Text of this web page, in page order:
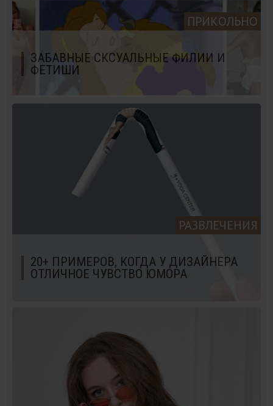
ПРИКОЛЬНО
ЗАБАВНЫЕ СКСУАЛЬНЫЕ ФИЛИИ И
ФЕТИШИ
РАЗВЛЕЧЕНИЯ
20+ ПРИМЕРОВ, КОГДА У ДИЗАЙНЕРА
ОТЛИЧНОЕ ЧУВСТВО ЮМОРА